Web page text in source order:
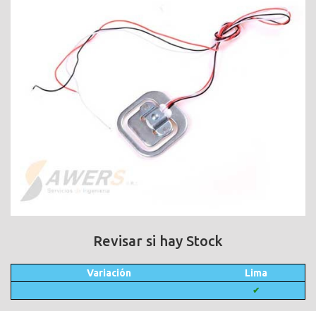
Revisar si hay Stock
Variación Lima
✔